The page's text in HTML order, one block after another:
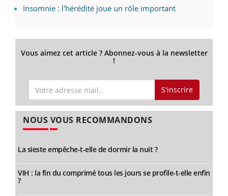
Insomnie : l'hérédité joue un rôle important
Vous aimez cet article ? Abonnez-vous à la newsletter
!
S'inscrire
NOUS VOUS RECOMMANDONS
La sieste empêche-t-elle de dormir la nuit ?
VIH : la fin du comprimé tous les jours se profile-t-elle enfin
?